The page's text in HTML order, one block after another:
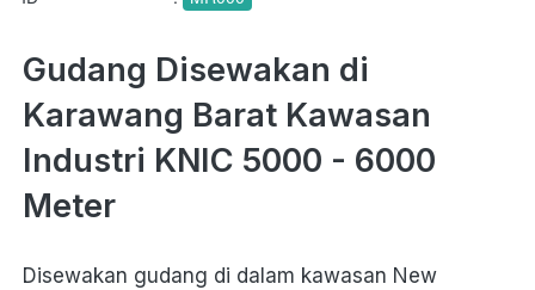
Gudang Disewakan di
Karawang Barat Kawasan
Industri KNIC 5000 - 6000
Meter
Disewakan gudang di dalam kawasan New